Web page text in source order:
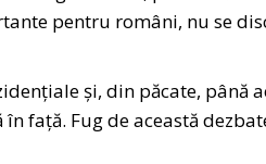
pentru români, nu se
și, din păcate, până
față. Fug de această